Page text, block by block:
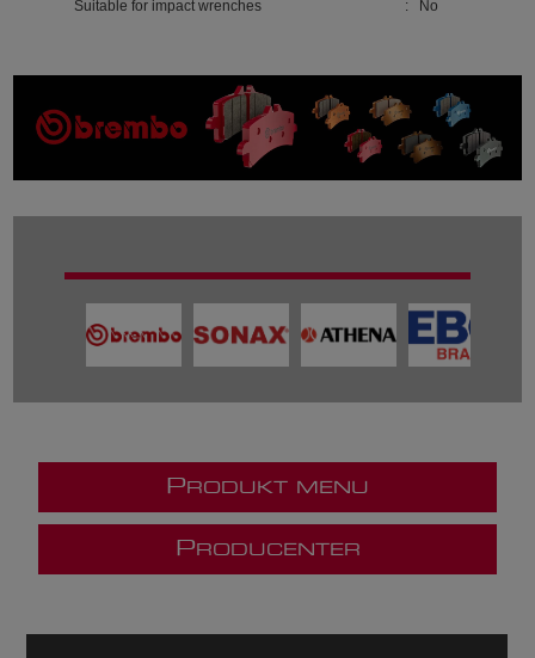
Suitable for impact wrenches
: No
P RODUKT MENU
P RODUCENTER